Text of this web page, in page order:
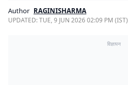
Author RAGINISHARMA
UPDATED:TUE, 9 JUN 2026 02:09 PM (IST)
विज्ञापन